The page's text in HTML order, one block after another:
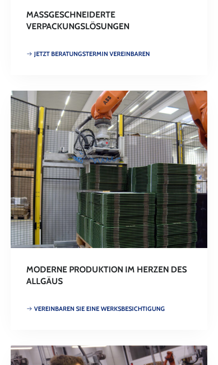
MASSGESCHNEIDERTE V
ERPACKUNGSLÖSUNGEN
JETZT BERATUNGSTERMIN VEREINBAREN
MODERNE PRODUKTION IM HERZEN DES
ALLGÄUS
VEREINBAREN SIE EINE WERKSBESICHTIGUNG